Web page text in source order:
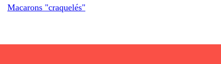
Macarons "craquelés"